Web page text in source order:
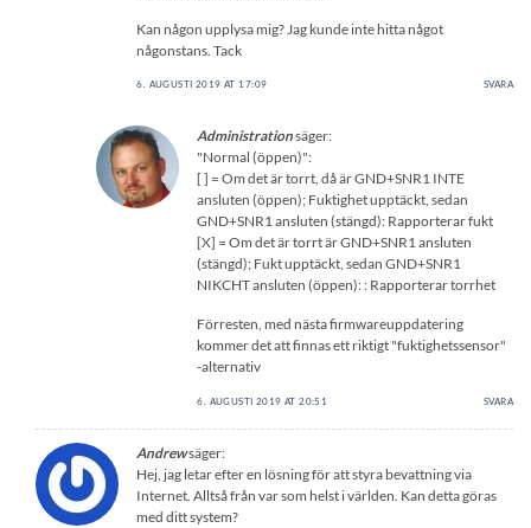
Kan någon upplysa mig? Jag kunde inte hitta något
någonstans. Tack
6. AUGUSTI 2019 AT 17:09 SVARA
Administrationsäger:
"Normal (öppen)":
[ ] = Om det är torrt, då är GND+SNR1 INTE
ansluten (öppen); Fuktighet upptäckt, sedan
GND+SNR1 ansluten (stängd): Rapporterar fukt
[X] = Om det är torrt är GND+SNR1 ansluten
(stängd); Fukt upptäckt, sedan GND+SNR1
NIKCHT ansluten (öppen): : Rapporterar torrhet
Förresten, med nästa firmwareuppdatering
kommer det att finnas ett riktigt "fuktighetssensor"
-alternativ
6. AUGUSTI 2019 AT 20:51 SVARA
Andrewsäger:
Hej, jag letar efter en lösning för att styra bevattning via
Internet. Alltså från var som helst i världen. Kan detta göras
med ditt system?